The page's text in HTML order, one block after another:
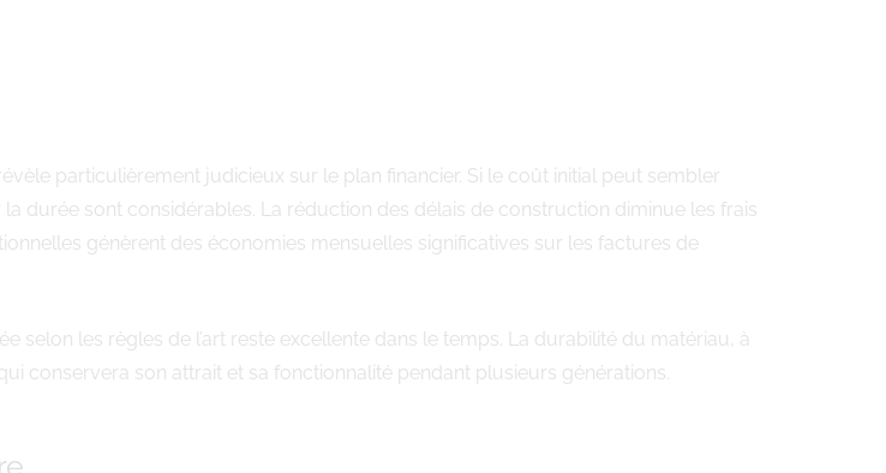
particulièrement judicieux sur le plan financier. Si le coût initial peut sembler
durée sont considérables. La réduction des délais de construction diminue les frais
génèrent des économies mensuelles significatives sur les factures de
selon les règles de l’art reste excellente dans le temps. La durabilité du matériau, à
conservera son attrait et sa fonctionnalité pendant plusieurs générations.